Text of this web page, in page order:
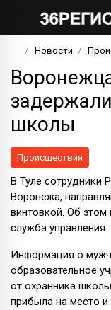
Новости
школы
Происшествия
В Туле сотрудники
Воронежа,
винтовкой. Об
служба управления.
Информация о
образовательное
от охранника
прибыла на место